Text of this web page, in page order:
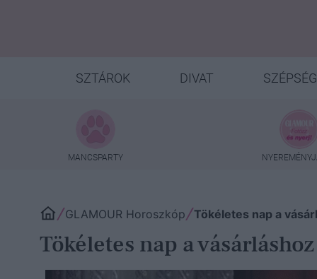
SZTÁROK DIVAT SZÉPSÉG
MANCSPARTY
GLAMOUR Horoszkóp Tökéletes nap a
Tökéletes nap a